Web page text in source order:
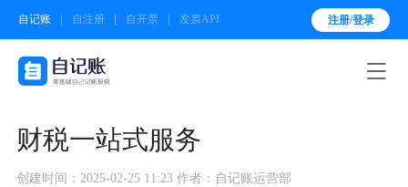
自记账 自注册 自开票 发票API 注册/登录

财税一站式服务
创建时间：2025-02-25 11:23 作者：自记账运营部